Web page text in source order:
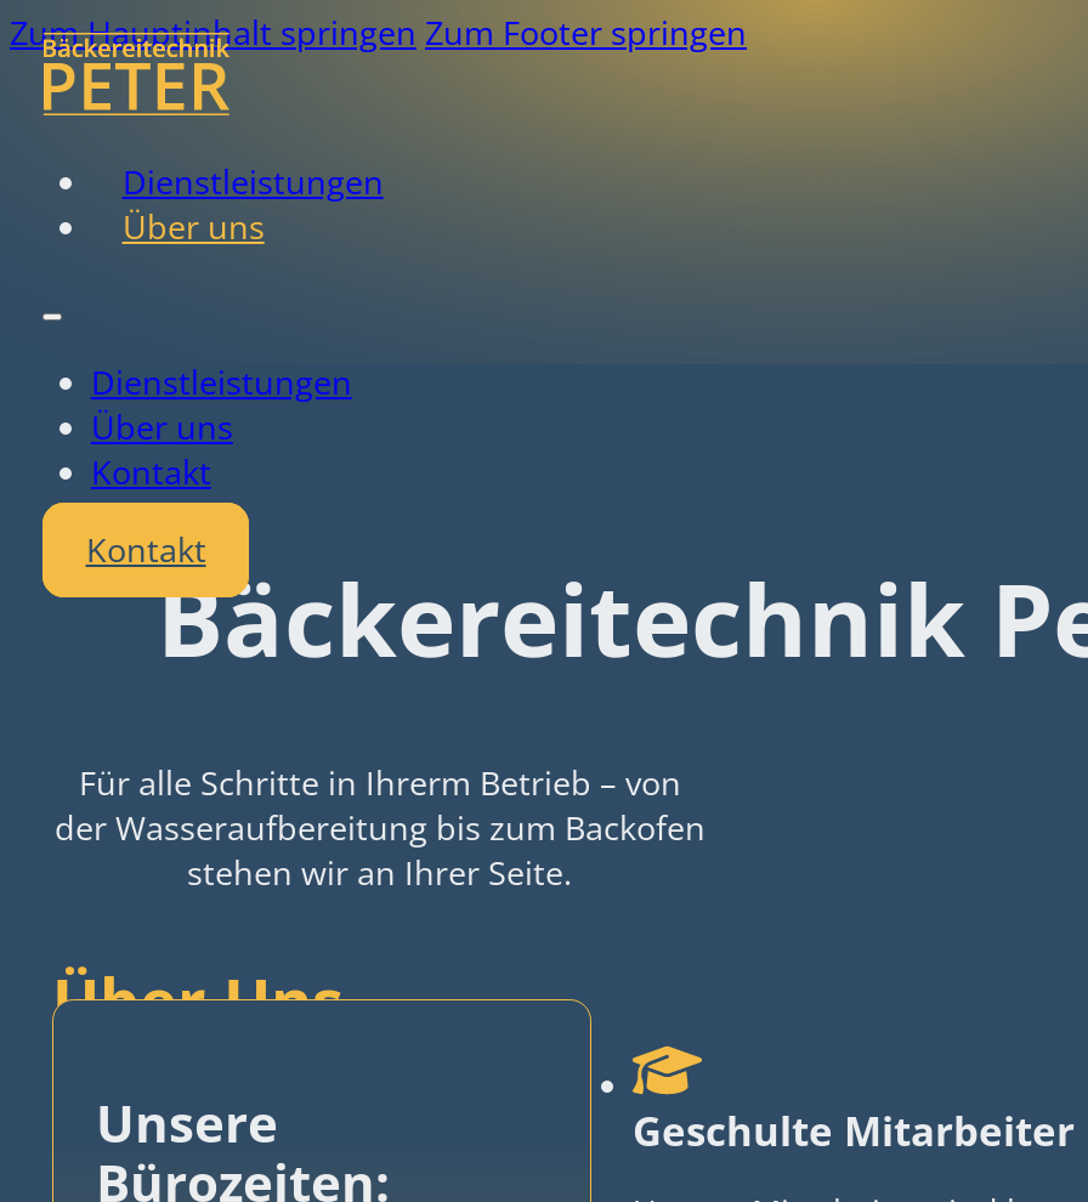
Zum Hauptinhalt springen Zum Footer springen
Dienstleistungen
Über uns
Dienstleistungen
Über uns
Kontakt
KontaktBäckereitechnik
Für alle Schritte in Ihrerm Betrieb – von
der Wasseraufbereitung bis zum Backofen
stehen wir an Ihrer Seite.
Über Uns
Geschulte Mitarbeiter
Unsere
Bürozeiten: